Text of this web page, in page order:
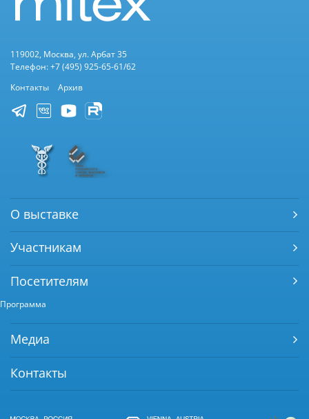
119002, Москва, ул. Арбат 35
Телефон: +7 (495) 925-65-61/62
Контакты
Архив
О выставке
Участникам
Посетителям
Программа
Медиа
Контакты